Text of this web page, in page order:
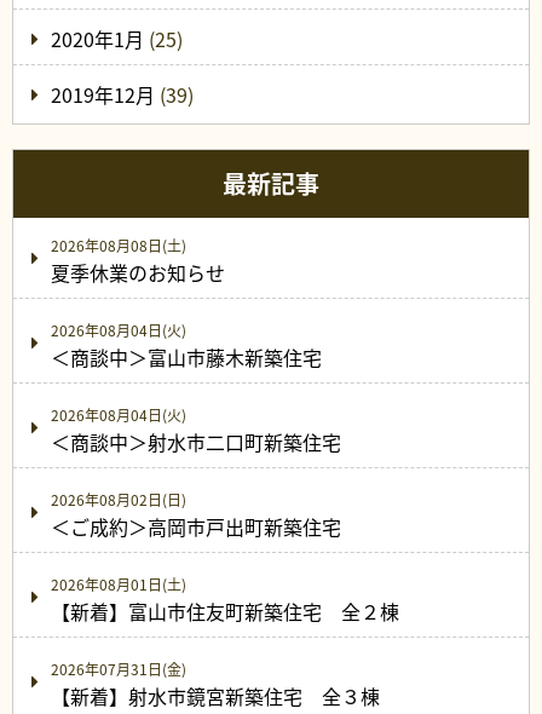
2020年1月 (25)
2019年12月 (39)
最新記事
2026年08月08日(土)
夏季休業のお知らせ
2026年08月04日(火)
＜商談中＞富山市藤木新築住宅
2026年08月04日(火)
＜商談中＞射水市二口町新築住宅
2026年08月02日(日)
＜ご成約＞高岡市戸出町新築住宅
2026年08月01日(土)
【新着】富山市住友町新築住宅 全２棟
2026年07月31日(金)
【新着】射水市鏡宮新築住宅 全３棟